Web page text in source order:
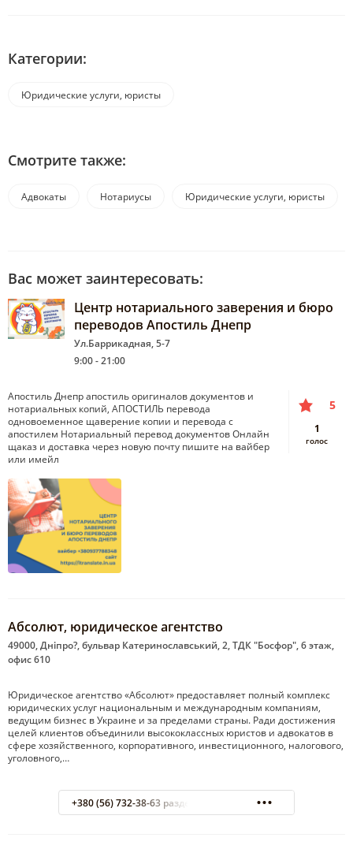
Категории:
Юридические услуги, юристы
Смотрите также:
Адвокаты Нотариусы Юридические услуги, юристы
Вас может заинтересовать:
Центр нотариального заверения и бюро
переводов Апостиль Днепр
Ул.Баррикадная, 5-7
9:00 - 21:00
Апостиль Днепр апостиль оригиналов документов и
нотариальных копий, АПОСТИЛЬ перевода
одновоеменное щаверение копии и перевода с
апостилем Нотариальный перевод документов Онлайн
щаказ и доставка через новую почту пишите на вайбер
или имейл
5
1
голос
Абсолют, юридическое агентство
49000, Дніпро?, бульвар Катеринославський, 2, ТДК "Босфор", 6 этаж,
офис 610
Юридическое агентство «Абсолют» предоставляет полный комплекс
юридических услуг национальным и международным компаниям,
ведущим бизнес в Украине и за пределами страны. Ради достижения
целей клиентов объединили высококлассных юристов и адвокатов в
сфере хозяйственного, корпоративного, инвестиционного, налогового,
уголовного,…
+380 (56) 732-38-63 раздел "Юридические услуги"